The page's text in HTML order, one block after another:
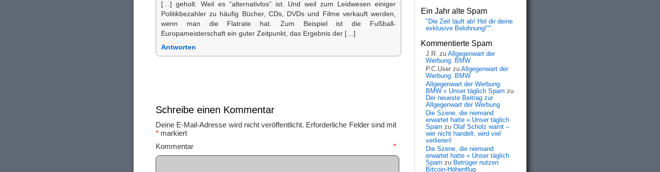
[…] geholt. Weil es “alternativlos” ist. Und weil zum Leidwesen einiger
Politikbezahler zu häufig Bücher, CDs, DVDs und Filme verkauft werden,
wenn man die Flatrate hat. Zum Beispiel ist die Fußball-
Europameisterschaft ein guter Zeitpunkt, das Ergebnis der […]
Antworten
Schreibe einen Kommentar
Deine E-Mail-Adresse wird nicht veröffentlicht. Erforderliche Felder sind mit
* markiert
Kommentar *
Ein Jahr alte Spam
"Die Zeit läuft ab! Hol dir deine
exklusive Belohnung!"".
Kommentierte Spam
J.R. zu Allgegenwart der
Werbung: BMW
P.C.User zu Allgegenwart der
Werbung: BMW
Allgegenwart der Werbung:
BMW « Unser täglich Spam zu
Der neueste Beitrag zur
Allgegenwart der Werbung
Die Szene, die niemand
erwartet hatte « Unser täglich
Spam zu Olaf Scholz warnt –
wer nicht handelt, wird viel
verlieren!
Die Szene, die niemand
erwartet hatte « Unser täglich
Spam zu Betrüger nutzen
Bitcoin-Höhenflug